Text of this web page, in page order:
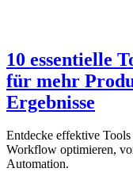
10 essentielle
für mehr
Ergebnisse
Entdecke effektive
Workflow optimieren,
Automation.